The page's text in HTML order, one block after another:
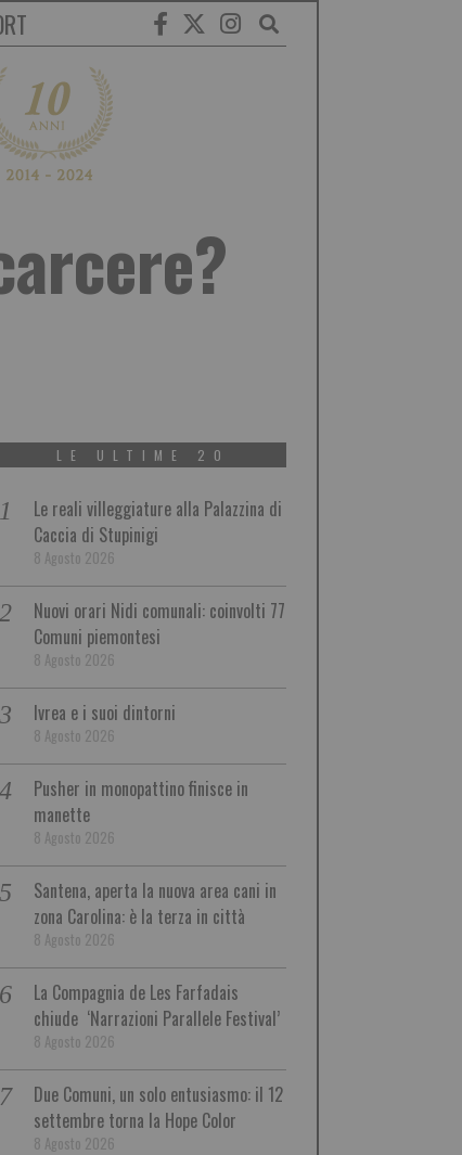
LE ULTIME 20
Le reali villeggiature alla Palazzina di
Caccia di Stupinigi
8 Agosto 2026
Nuovi orari Nidi comunali: coinvolti 77
Comuni piemontesi
8 Agosto 2026
Ivrea e i suoi dintorni
8 Agosto 2026
Pusher in monopattino finisce in
manette
8 Agosto 2026
Santena, aperta la nuova area cani in
zona Carolina: è la terza in città
8 Agosto 2026
La Compagnia de Les Farfadais
chiude ‘Narrazioni Parallele Festival’
8 Agosto 2026
Due Comuni, un solo entusiasmo: il 12
settembre torna la Hope Color
8 Agosto 2026